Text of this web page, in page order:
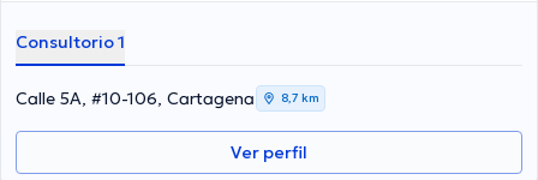
desempeñado como miembro de diversas asociaciones médicas.
Pedro Claver Covo Torres ha formado parte en diversas
conferencias con la intención de lograr tener una formación
continua en su ámbito de especialización y ha publicado diversas
ediciones. Su cita se puede realizar en Español.
Consultorio 1
Calle 5A, #10-106, Cartagena 8,7 km
Ver perfil